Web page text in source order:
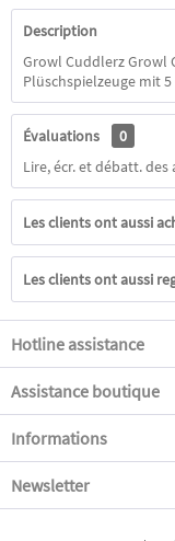
Description
Growl Cuddlerz Growl
Plüschspielzeuge mit 5
Évaluations
0
Lire, écr. et débatt.
Les clients ont aussi
Les clients ont aussi
Hotline assistance
Assistance boutique
Informations
Newsletter